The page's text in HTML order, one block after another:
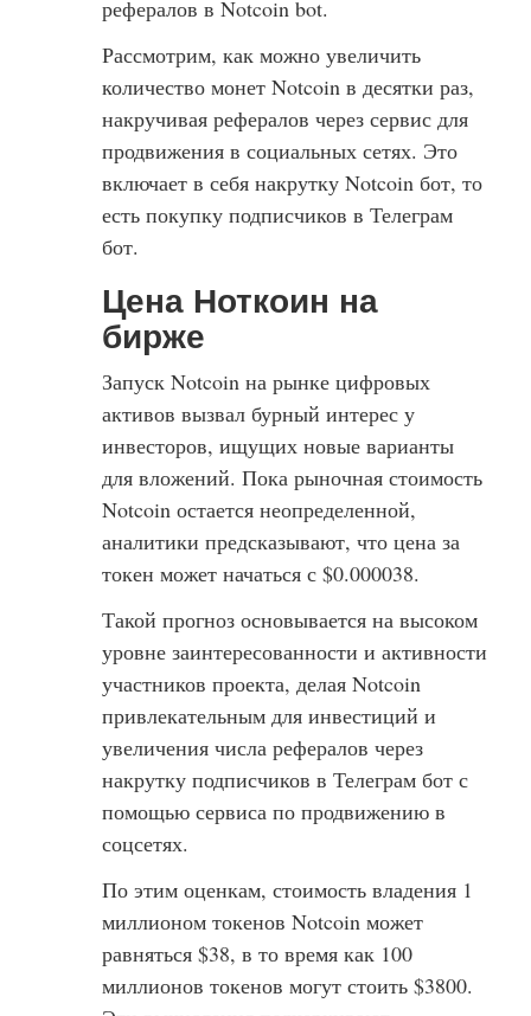
рефералов в Notcoin bot.
Рассмотрим, как можно увеличить
количество монет Notcoin в десятки раз,
накручивая рефералов через сервис для
продвижения в социальных сетях. Это
включает в себя накрутку Notcoin бот, то
есть покупку подписчиков в Телеграм
бот.
Цена Ноткоин на
бирже
Запуск Notcoin на рынке цифровых
активов вызвал бурный интерес у
инвесторов, ищущих новые варианты
для вложений. Пока рыночная стоимость
Notcoin остается неопределенной,
аналитики предсказывают, что цена за
токен может начаться с $0.000038.
Такой прогноз основывается на высоком
уровне заинтересованности и активности
участников проекта, делая Notcoin
привлекательным для инвестиций и
увеличения числа рефералов через
накрутку подписчиков в Телеграм бот с
помощью сервиса по продвижению в
соцсетях.
По этим оценкам, стоимость владения 1
миллионом токенов Notcoin может
равняться $38, в то время как 100
миллионов токенов могут стоить $3800.